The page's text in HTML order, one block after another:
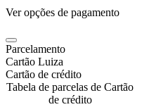
Ver opções de pagamento
Parcelamento
Cartão Luiza
Cartão de crédito
Tabela de parcelas de Cartão
de crédito